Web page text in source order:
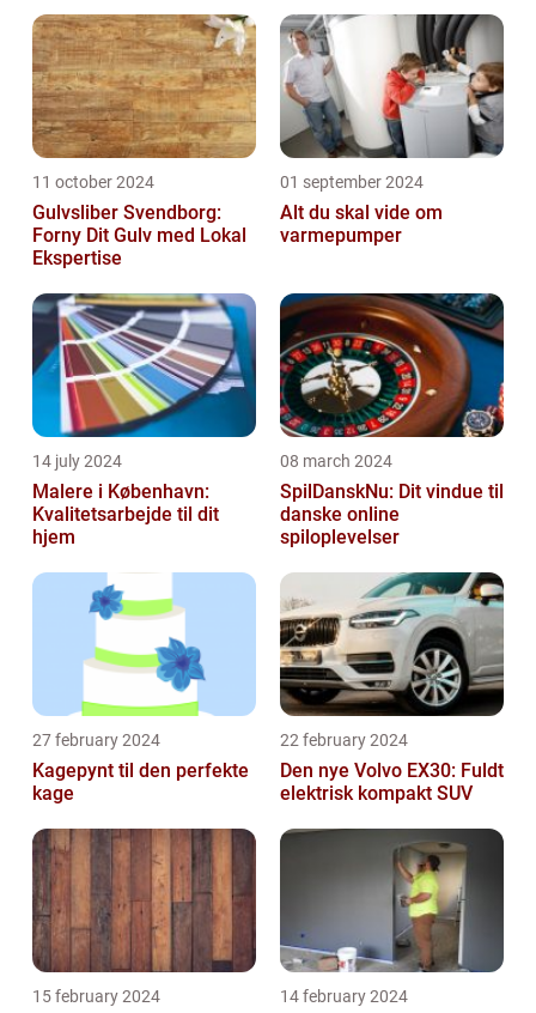
11 october 2024
Gulvsliber Svendborg:
Forny Dit Gulv med Lokal
Ekspertise
01 september 2024
Alt du skal vide om
varmepumper
14 july 2024
Malere i København:
Kvalitetsarbejde til dit
hjem
08 march 2024
SpilDanskNu: Dit vindue til
danske online
spiloplevelser
27 february 2024
Kagepynt til den perfekte
kage
22 february 2024
Den nye Volvo EX30: Fuldt
elektrisk kompakt SUV
15 february 2024 14 february 2024